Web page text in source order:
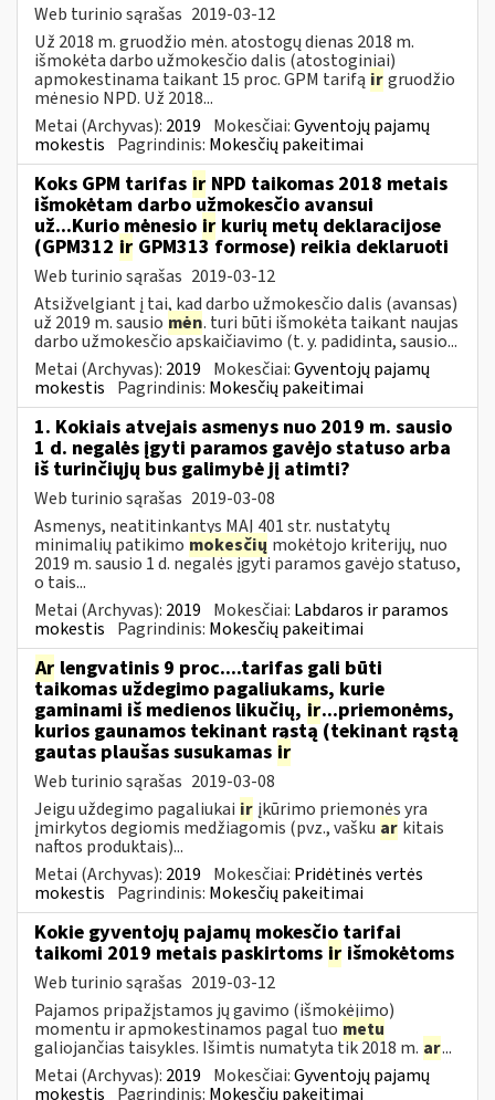
Web turinio sąrašas 2019-03-12
Už 2018 m. gruodžio mėn. atostogų dienas 2018 m.
išmokėta darbo užmokesčio dalis (atostoginiai)
apmokestinama taikant 15 proc. GPM tarifą irgruodžio
mėnesio NPD. Už 2018...
Metai (Archyvas): 2019 Mokesčiai:Gyventojų pajamų
mokestis Pagrindinis: Mokesčių pakeitimai
Koks GPM tarifas ir NPD taikomas 2018 metais
išmokėtam darbo užmokesčio avansui
už...Kurio mėnesio ir kurių metų deklaracijose
(GPM312 ir GPM313 formose) reikia deklaruoti
Web turinio sąrašas 2019-03-12
Atsižvelgiant į tai, kad darbo užmokesčio dalis (avansas)
už 2019 m. sausio mėn. turi būti išmokėta taikant naujas
darbo užmokesčio apskaičiavimo (t. y. padidinta, sausio...
Metai (Archyvas): 2019 Mokesčiai:Gyventojų pajamų
mokestis Pagrindinis: Mokesčių pakeitimai
1. Kokiais atvejais asmenys nuo 2019 m. sausio
1 d. negalės įgyti paramos gavėjo statuso arba
iš turinčiųjų bus galimybė jį atimti?
Web turinio sąrašas 2019-03-08
Asmenys, neatitinkantys MAĮ 401 str. nustatytų
minimalių patikimo mokesčių mokėtojo kriterijų, nuo
2019 m. sausio 1 d. negalės įgyti paramos gavėjo statuso,
o tais...
Metai (Archyvas): 2019 Mokesčiai: Labdaros ir paramos
mokestis Pagrindinis: Mokesčių pakeitimai
Ar lengvatinis 9 proc....tarifas gali būti
taikomas uždegimo pagaliukams, kurie
gaminami iš medienos likučių, ir...priemonėms,
kurios gaunamos tekinant rąstą (tekinant rąstą
gautas plaušas susukamas ir
Web turinio sąrašas 2019-03-08
Jeigu uždegimo pagaliukai ir įkūrimo priemonės yra
įmirkytos degiomis medžiagomis (pvz., vašku ar kitais
naftos produktais)...
Metai (Archyvas): 2019 Mokesčiai: Pridėtinės vertės
mokestis Pagrindinis: Mokesčių pakeitimai
Kokie gyventojų pajamų mokesčio tarifai
taikomi 2019 metais paskirtoms ir išmokėtoms
Web turinio sąrašas 2019-03-12
Pajamos pripažįstamos jų gavimo (išmokėjimo)
momentu ir apmokestinamos pagal tuo metu
galiojančias taisykles. Išimtis numatyta tik 2018 m. ar...
Metai (Archyvas): 2019 Mokesčiai:Gyventojų pajamų
mokestis Pagrindinis: Mokesčių pakeitimai